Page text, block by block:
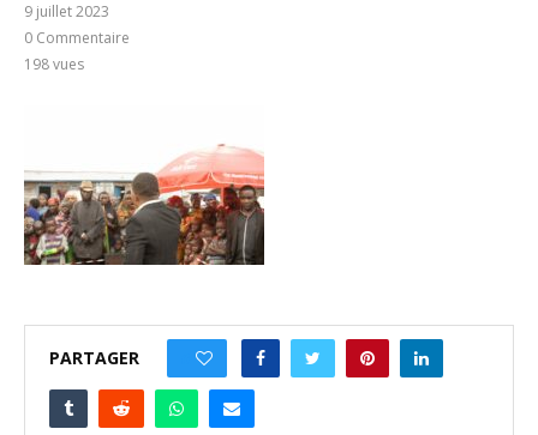
9 juillet 2023
0 Commentaire
198vues
PARTAGER